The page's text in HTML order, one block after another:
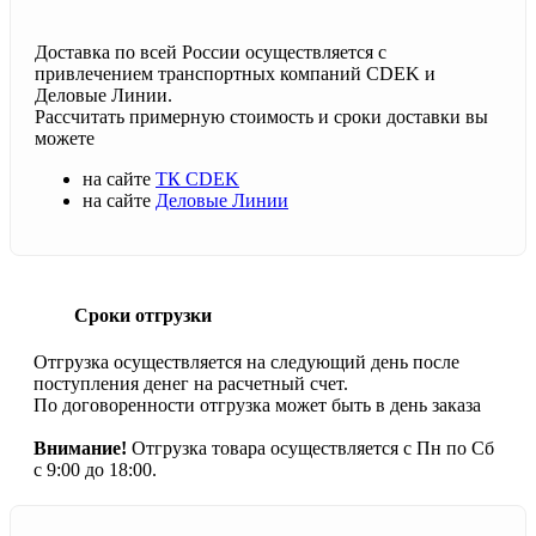
Доставка по всей России осуществляется с
привлечением транспортных компаний CDEK и
Деловые Линии.
Рассчитать примерную стоимость и сроки доставки вы
можете
на сайте ТК CDEK
на сайте Деловые Линии
Сроки отгрузки
Отгрузка осуществляется на следующий день после
поступления денег на расчетный счет.
По договоренности отгрузка может быть в день заказа
Внимание! Отгрузка товара осуществляется с Пн по Сб
с 9:00 до 18:00.